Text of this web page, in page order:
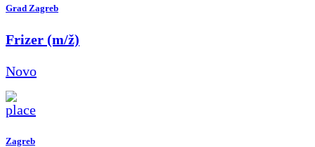
Grad Zagreb
Frizer (m/ž)
Novo
Zagreb